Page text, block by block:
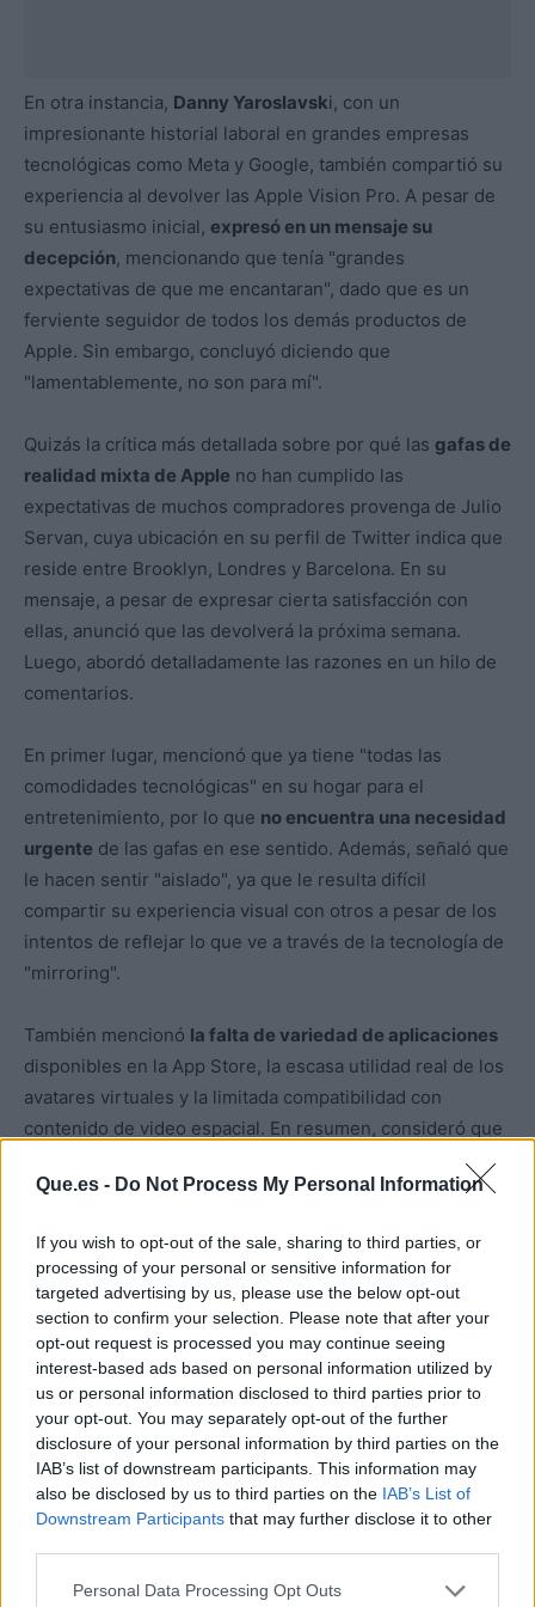
Que.es - Do Not Process My Personal Information
If you wish to opt-out of the sale, sharing to third parties, or
processing of your personal or sensitive information for
targeted advertising by us, please use the below opt-out
section to confirm your selection. Please note that after your
opt-out request is processed you may continue seeing
interest-based ads based on personal information utilized by
us or personal information disclosed to third parties prior to
your opt-out. You may separately opt-out of the further
disclosure of your personal information by third parties on the
IAB’s list of downstream participants. This information may
also be disclosed by us to third parties on the IAB’s List of
Downstream Participants that may further disclose it to other
Personal Data Processing Opt Outs
En otra instancia, Danny Yaroslavski, con un
impresionante historial laboral en grandes empresas
tecnológicas como Meta y Google, también compartió su
experiencia al devolver las Apple Vision Pro. A pesar de
su entusiasmo inicial, expresó en un mensaje su
decepción, mencionando que tenía "grandes
expectativas de que me encantaran", dado que es un
ferviente seguidor de todos los demás productos de
Apple. Sin embargo, concluyó diciendo que
"lamentablemente, no son para mí".
Quizás la crítica más detallada sobre por qué las gafas de
realidad mixta de Apple no han cumplido las
expectativas de muchos compradores provenga de Julio
Servan, cuya ubicación en su perfil de Twitter indica que
reside entre Brooklyn, Londres y Barcelona. En su
mensaje, a pesar de expresar cierta satisfacción con
ellas, anunció que las devolverá la próxima semana.
Luego, abordó detalladamente las razones en un hilo de
comentarios.
En primer lugar, mencionó que ya tiene "todas las
comodidades tecnológicas" en su hogar para el
entretenimiento, por lo que no encuentra una necesidad
urgente de las gafas en ese sentido. Además, señaló que
le hacen sentir "aislado", ya que le resulta difícil
compartir su experiencia visual con otros a pesar de los
intentos de reflejar lo que ve a través de la tecnología de
"mirroring".
También mencionó la falta de variedad de aplicaciones
disponibles en la App Store, la escasa utilidad real de los
avatares virtuales y la limitada compatibilidad con
contenido de video espacial. En resumen, consideró que
la tecnología aún está en desarrollo y que su potencial no
se ha aprovechado por completo. Además, mencionó los
adaptadores personalizados a 200 dólares cada uno y la
dificultad para encontrar la talla adecuada
, así como el
hecho de que no se pueden usar con gafas sin incurrir en
un costo adicional de 149 dólares.
Por último,
Julio Servan concluye su serie de
comentarioscon una reflexión personal. En sus palabras,
las Vision Pro representan un avance prometedor y el
primer paso hacia lo que él considera será la próxima era
de la computación espacial. No obstante, aclara que la
cuestionable. Esta declaración resume de manera precisa